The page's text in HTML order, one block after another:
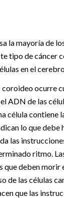
la mayoría de
tipo de cáncer
en el
ocurre
ADN de las
célula contiene
lo que debe
las
ritmo.
que deben morir
de las células
que las